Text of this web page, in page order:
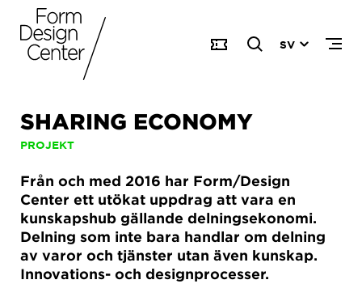
SV
SHARING ECONOMY
PROJEKT
Från och med 2016 har Form/Design
Center ett utökat uppdrag att vara en
kunskapshub gällande delningsekonomi.
Delning som inte bara handlar om delning
av varor och tjänster utan även kunskap.
Innovations- och designprocesser.